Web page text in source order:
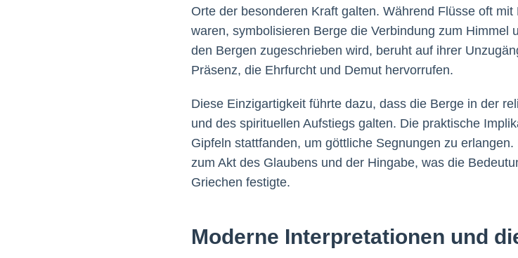
Orte der besonderen Kraft galten. Während Flüsse oft
waren, symbolisieren Berge die Verbindung zum Himmel
den Bergen zugeschrieben wird, beruht auf ihrer
Präsenz, die Ehrfurcht und Demut hervorrufen.
Diese Einzigartigkeit führte dazu, dass die Berge in der
und des spirituellen Aufstiegs galten. Die praktische
Gipfeln stattfanden, um göttliche Segnungen zu
zum Akt des Glaubens und der Hingabe, was die
Griechen festigte.
Moderne Interpretationen und